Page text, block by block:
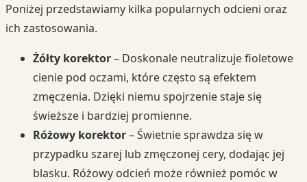
Poniżej przedstawiamy kilka popularnych odcieni oraz
ich zastosowania.
Żółty korektor– Doskonale neutralizuje fioletowe
cienie pod oczami, które często są efektem
zmęczenia. Dzięki niemu spojrzenie staje się
świeższe i bardziej promienne.
Różowy korektor– Świetnie sprawdza się w
przypadku szarej lub zmęczonej cery, dodając jej
blasku. Różowy odcień może również pomóc w